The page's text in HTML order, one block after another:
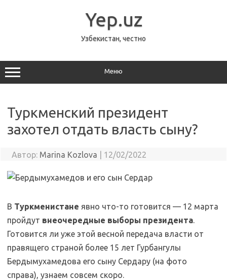
Yep.uz
Узбекистан, честно
Меню
Туркменский президент
захотел отдать власть сыну?
Автор: Marina Kozlova 12/02/2022
В Туркменистане явно что-то готовится — 12 марта
пройдут внеочередные выборы президента.
Готовится ли уже этой весной передача власти от
правящего страной более 15 лет Гурбангулы
Бердымухамедова его сыну Сердару (на фото
справа), узнаем совсем скоро.